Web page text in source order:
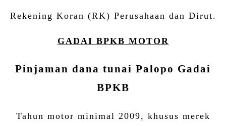
Rekening Koran (RK) Perusahaan dan Dirut.
GADAI BPKB MOTOR
Pinjaman dana tunai Palopo Gadai
BPKB
Tahun motor minimal 2009, khusus merek